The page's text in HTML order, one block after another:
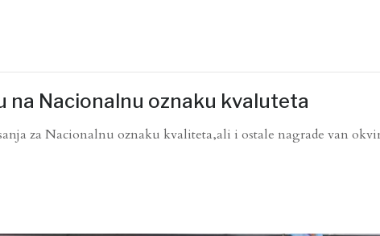
na Nacionalnu oznaku kvaluteta
za Nacionalnu oznaku kvaliteta,ali i ostale nagrade van